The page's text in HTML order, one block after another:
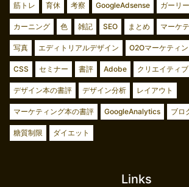
筋トレ 育休 考察 GoogleAdsense ガーリー
カーニング 色 雑記 SEO まとめ マーケ
写真 エディトリアルデザイン O2Oマーケティ
CSS セミナー 書評 Adobe クリエイティブ
デザイン本の書評 デザイン分析 レイアウト
マーケティング本の書評 GoogleAnalytics ブロ
糖質制限 ダイエット
Links